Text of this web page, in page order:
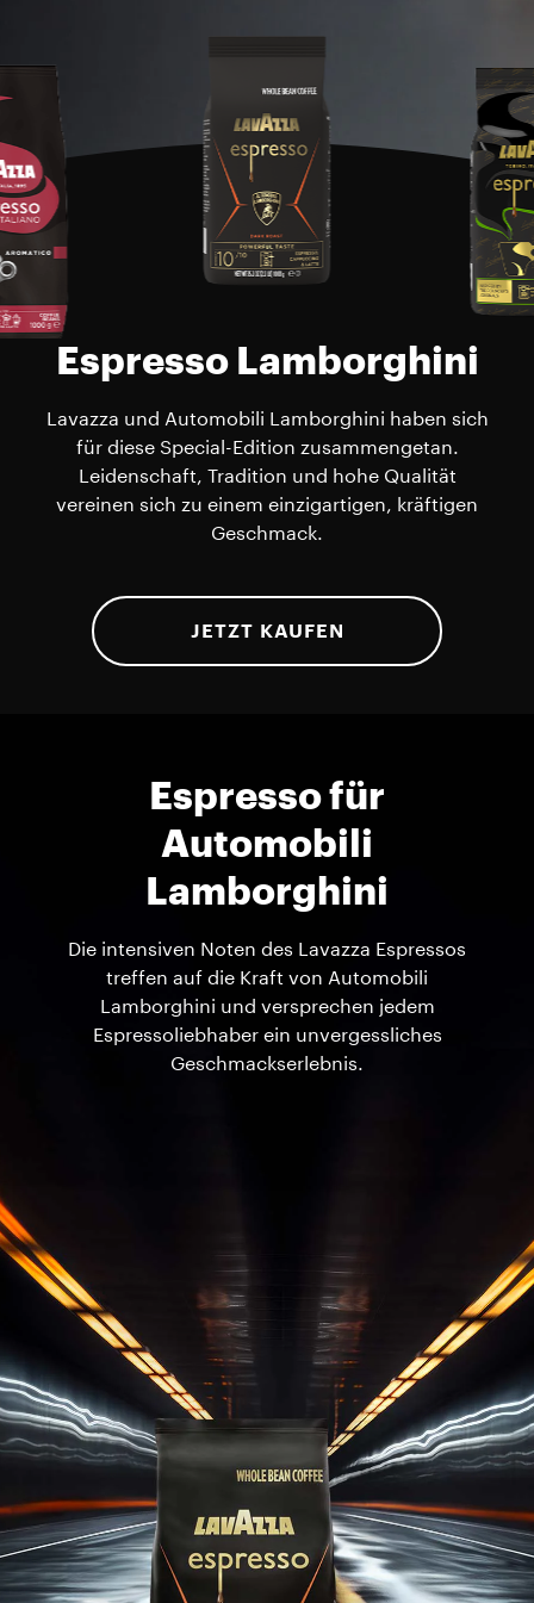
Espresso Lamborghini
Lavazza und Automobili Lamborghini haben sich
für diese Special-Edition zusammengetan.
Leidenschaft, Tradition und hohe Qualität
vereinen sich zu einem einzigartigen, kräftigen
Geschmack.
JETZT KAUFEN
Espresso für
Automobili
Lamborghini
Die intensiven Noten des Lavazza Espressos
treffen auf die Kraft von Automobili
Lamborghini und versprechen jedem
Espressoliebhaber ein unvergessliches
Geschmackserlebnis.